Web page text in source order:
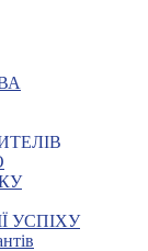
УСПІХУ